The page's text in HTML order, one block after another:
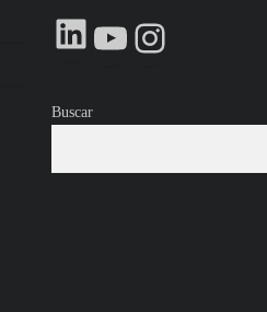
LinkedIn
YouTube
Instagram
Buscar